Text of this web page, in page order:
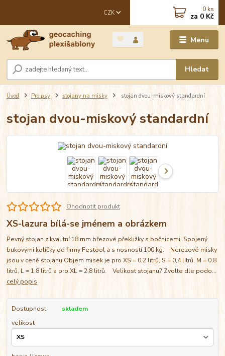
Menu
CZK
Hledat
0 ks
za 0 Kč
Úvod Pro psy stojany na misky stojan dvou-miskový standardní
stojan dvou-miskový standardní
Ohodnotit produkt
XS-lazura bílá-se jménem a obrázkem
Pevný stojan z kvalitní 18 mm březové překližky s bočnicemi. Spojený
bukovými kolíčky od firmy Festool a s nosností 100 kg. Nerezové misky
jsou v ceně stojanu Objem misek je pro XS = 0,2 litrů, S = 0,4 litrů, M = 0,8
litrů, L = 1,8 litrů a pro XL = 2,8 litrů. Velikost stojanu? Zvolte dle podo...
celý popis
Dostupnost
skladem
velikost